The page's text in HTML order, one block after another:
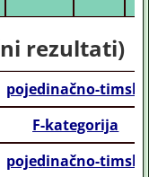
rezultati)
pojedinačno-timski
F-kategorija
pojedinačno-timski